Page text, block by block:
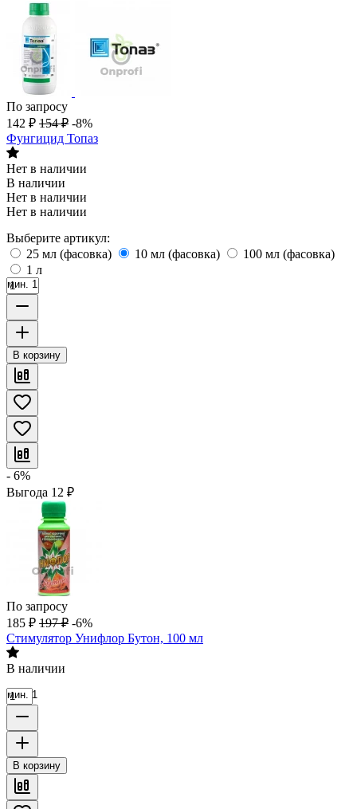
По запросу
142 ₽ 154 ₽ -8%
Фунгицид Топаз
Нет в наличии
В наличии
Нет в наличии
Нет в наличии
Выберите артикул:
25 мл (фасовка)
10 мл (фасовка)
100 мл (фасовка)
1 л
мин. 1
В корзину
- 6%
Выгода 12 ₽
По запросу
185 ₽ 197 ₽ -6%
Стимулятор Унифлор Бутон, 100 мл
В наличии
мин. 1
В корзину